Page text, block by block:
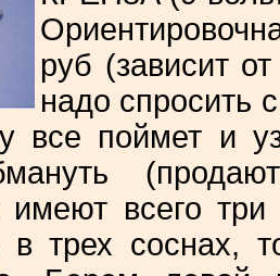
руб (зависит
надо спросить
все поймет и
имеют всего
в трех соснах,